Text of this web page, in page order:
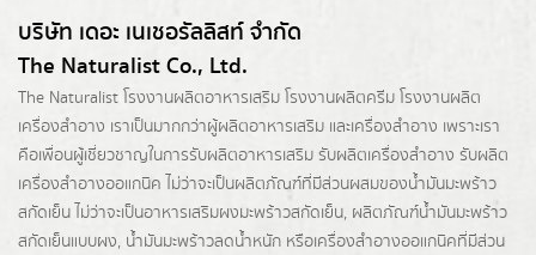
บริษัท เดอะ เนเชอรัลลิสท์ จำกัด
The Naturalist Co., Ltd.
The Naturalist โรงงานผลิตอาหารเสริม โรงงานผลิตครีม โรงงานผลิต
เครื่องสำอาง เราเป็นมากกว่าผู้ผลิตอาหารเสริม และเครื่องสำอาง เพราะเรา
คือเพื่อนผู้เชี่ยวชาญในการรับผลิตอาหารเสริม รับผลิตเครื่องสำอาง รับผลิต
เครื่องสำอางออแกนิค ไม่ว่าจะเป็นผลิตภัณฑ์ที่มีส่วนผสมของน้ำมันมะพร้าว
สกัดเย็น ไม่ว่าจะเป็นอาหารเสริมผงมะพร้าวสกัดเย็น, ผลิตภัณฑ์น้ำมันมะพร้าว
สกัดเย็นแบบผง, น้ำมันมะพร้าวลดน้ำหนัก หรือเครื่องสำอางออแกนิคที่มีส่วน